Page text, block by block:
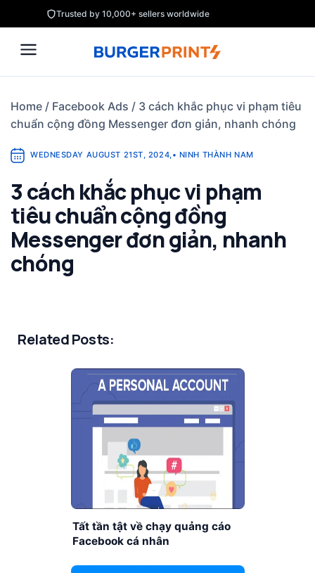
to
content
Trusted by 10,000+ sellers worldwide
Home / Facebook Ads / 3 cách khắc phục vi phạm tiêu
chuẩn cộng đồng Messenger đơn giản, nhanh chóng
WEDNESDAY AUGUST 21ST, 2024,• NINH THÀNH NAM
3 cách khắc phục vi phạm
tiêu chuẩn cộng đồng
Messenger đơn giản, nhanh
chóng
Related Posts:
Tất tần tật về chạy quảng cáo
Facebook cá nhân